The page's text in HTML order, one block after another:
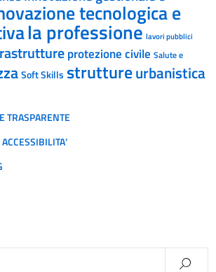
tecnologica e
la professione lavori pubblici
protezione civile Salute e
Soft Skills struttureurbanistica
TRASPARENTE